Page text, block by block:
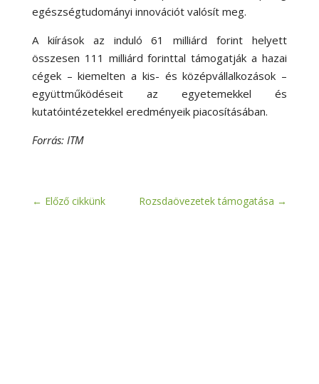
egészségtudományi innovációt valósít meg.
A kiírások az induló 61 milliárd forint helyett
összesen 111 milliárd forinttal támogatják a hazai
cégek – kiemelten a kis- és középvállalkozások –
együttműködéseit az egyetemekkel és
kutatóintézetekkel eredményeik piacosításában.
Forrás: ITM
← Előző cikkünk Rozsdaövezetek támogatása →